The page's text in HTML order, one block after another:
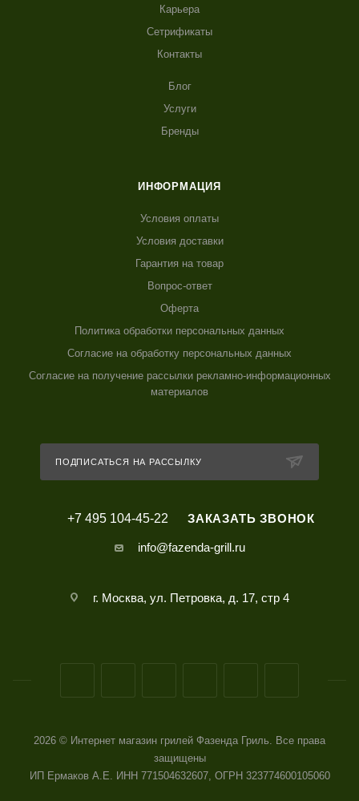
Карьера
Сетрификаты
Контакты
Блог
Услуги
Бренды
ИНФОРМАЦИЯ
Условия оплаты
Условия доставки
Гарантия на товар
Вопрос-ответ
Оферта
Политика обработки персональных данных
Согласие на обработку персональных данных
Согласие на получение рассылки рекламно-информационных
материалов
ПОДПИСАТЬСЯ НА РАССЫЛКУ
+7 495 104-45-22 ЗАКАЗАТЬ ЗВОНОК
info@fazenda-grill.ru
г. Москва, ул. Петровка, д. 17, стр 4
2026 © Интернет магазин грилей Фазенда Гриль. Все права
защищены
ИП Ермаков А.Е. ИНН 771504632607, ОГРН 323774600105060